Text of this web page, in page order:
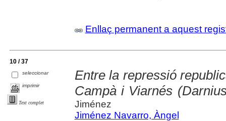
Enllaç permanent a aquest
10 / 37
seleccionar
imprimir
Text complet
Entre la repressió
Campà i Viarnés
Jiménez
Jiménez Navarro, Àngel